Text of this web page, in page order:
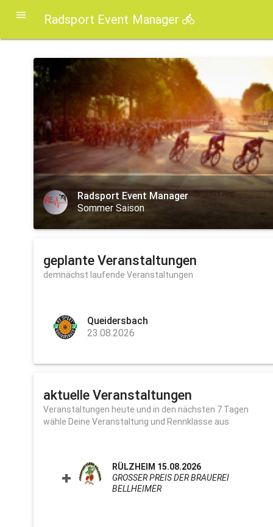
Radsport Event Manager
Radsport Event Manager
Sommer Saison
geplante Veranstaltungen
demnächst laufende Veranstaltungen
Queidersbach
23.08.2026
aktuelle Veranstaltungen
Veranstaltungen heute und in den nächsten 7 Tagen
wähle Deine Veranstaltung und Rennklasse aus
RÜLZHEIM 15.08.2026
GROSSER PREIS DER BRAUEREI B
ELLHEIMER CLICK TO EXPAND